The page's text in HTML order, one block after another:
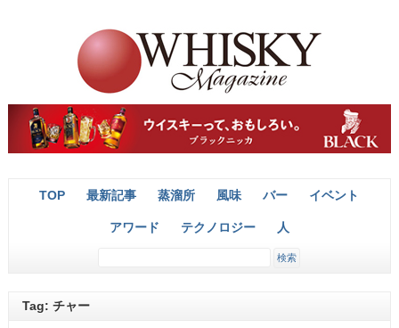
TOP 最新記事 蒸溜所 風味 バー イベント
アワード テクノロジー 人
Tag: チャー